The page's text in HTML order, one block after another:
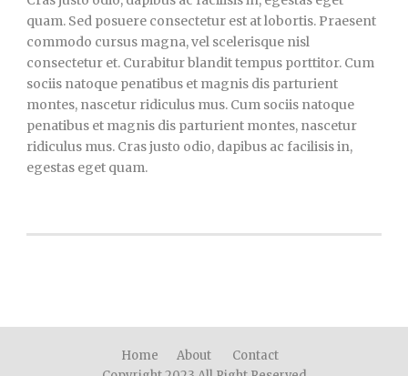
quam. Sed posuere consectetur est at lobortis. Praesent
commodo cursus magna, vel scelerisque nisl
consectetur et. Curabitur blandit tempus porttitor. Cum
sociis natoque penatibus et magnis dis parturient
montes, nascetur ridiculus mus. Cum sociis natoque
penatibus et magnis dis parturient montes, nascetur
ridiculus mus. Cras justo odio, dapibus ac facilisis in,
egestas eget quam.
Home About
Contact